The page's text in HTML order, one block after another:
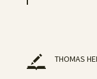
THOMAS